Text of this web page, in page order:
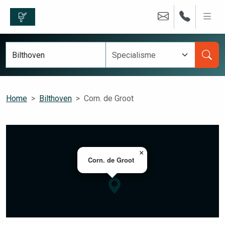
Home Bilthoven Corn. de Groot
Corn. de Groot
×